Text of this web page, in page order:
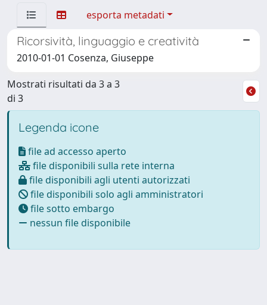
esporta metadati
Ricorsività, linguaggio e creatività
2010-01-01 Cosenza, Giuseppe
Mostrati risultati da 3 a 3
di 3
Legenda icone
file ad accesso aperto
file disponibili sulla rete interna
file disponibili agli utenti autorizzati
file disponibili solo agli amministratori
file sotto embargo
nessun file disponibile